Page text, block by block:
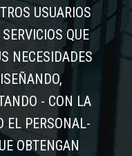
USUARIOS
QUE
NECESIDADES
- CON LA
EL PERSONAL-
OBTENGAN